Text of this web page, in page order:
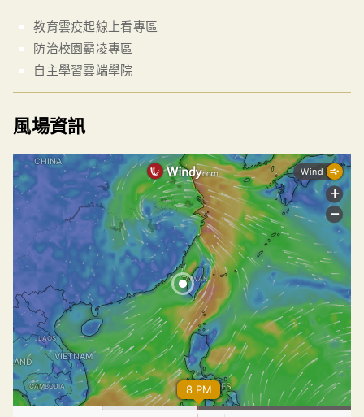
教育雲疫起線上看專區
防治校園霸凌專區
自主學習雲端學院
風場資訊